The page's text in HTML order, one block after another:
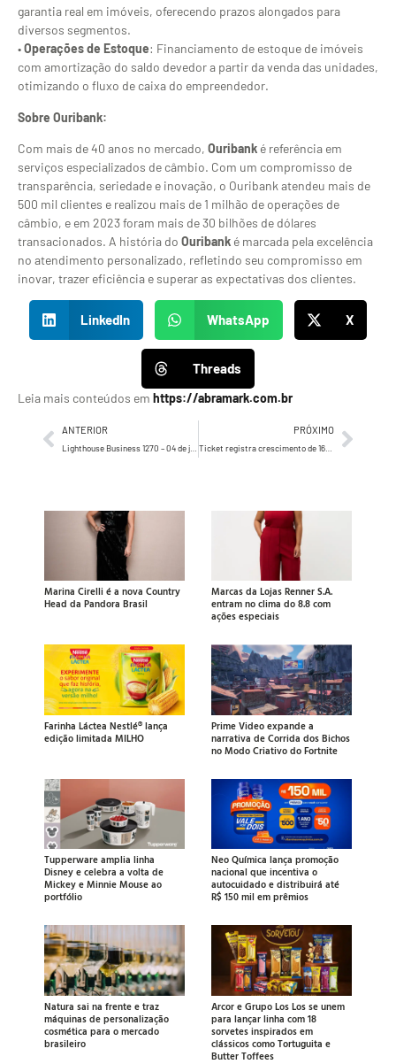
garantia real em imóveis, oferecendo prazos alongados para
diversos segmentos.
•Operações de Estoque: Financiamento de estoque de imóveis
com amortização do saldo devedor a partir da venda das unidades,
otimizando o fluxo de caixa do empreendedor.
Sobre Ouribank:
Com mais de 40 anos no mercado, Ouribank é referência em
serviços especializados de câmbio. Com um compromisso de
transparência, seriedade e inovação, o Ouribank atendeu mais de
500 mil clientes e realizou mais de 1 milhão de operações de
câmbio, e em 2023 foram mais de 30 bilhões de dólares
transacionados. A história do Ouribank é marcada pela excelência
no atendimento personalizado, refletindo seu compromisso em
inovar, trazer eficiência e superar as expectativas dos clientes.
LinkedIn WhatsApp X
Threads
Leia mais conteúdos em https://abramark.com.br
ANTERIOR PRÓXIMO
Ticket registra crescimento de 16% e alcança a marca de 720 mil estabelecimentos credenciados
Marina Cirelli é a nova Country
Head da Pandora Brasil
Marcas da Lojas Renner S.A.
entram no clima do 8.8 com
ações especiais
Farinha Láctea Nestlé® lança
edição limitada MILHO
Prime Video expande a
narrativa de Corrida dos Bichos
no Modo Criativo do Fortnite
Tupperware amplia linha
Disney e celebra a volta de
Mickey e Minnie Mouse ao
portfólio
Neo Química lança promoção
nacional que incentiva o
autocuidado e distribuirá até
R$ 150 mil em prêmios
Natura sai na frente e traz
máquinas de personalização
cosmética para o mercado
brasileiro
Arcor e Grupo Los Los se unem
para lançar linha com 18
sorvetes inspirados em
clássicos como Tortuguita e
Butter Toffees